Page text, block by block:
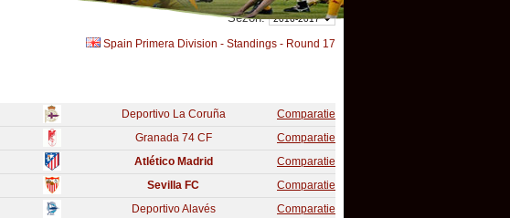
Sezon:
Spain Primera Division - Standings - Round 17
Deportivo La Coruña
Comparatie
Granada 74 CF
Comparatie
Atlético Madrid
Comparatie
Sevilla FC
Comparatie
Deportivo Alavés
Comparatie